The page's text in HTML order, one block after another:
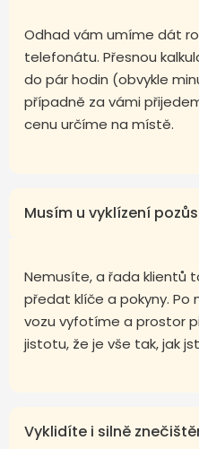
Odhad vám umíme dát
telefonátu. Přesnou
do pár hodin (obvykle
případně za vámi
cenu určíme na místě.
Musím u vyklízení
Nemusíte, a řada klientů
předat klíče a pokyny. Po
vozu vyfotíme a prostor
jistotu, že je vše tak, jak
Vyklidíte i silně